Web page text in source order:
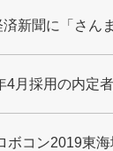
済新聞に「さん
4月採用の内定
ボコン2019東